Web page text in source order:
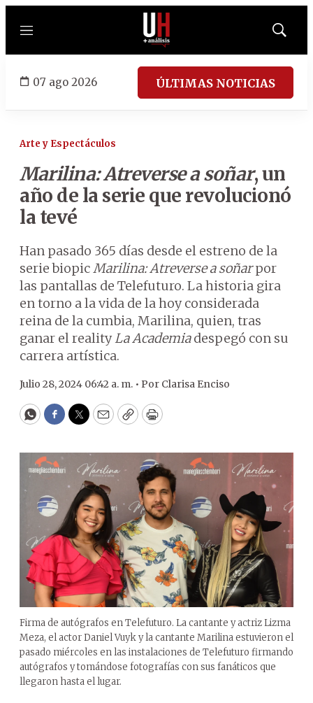
Menú
Mostrar
07 ago 2026 ÚLTIMAS NOTICIAS
Arte y Espectáculos
Marilina: Atreverse a soñar, un
año de la serie que revolucionó
la tevé
Han pasado 365 días desde el estreno de la
serie biopicMarilina: Atreverse a soñarpor
las pantallas de Telefuturo. La historia gira
en torno a la vida de la hoy considerada
reina de la cumbia, Marilina, quien, tras
ganar el realityLa Academiadespegó con su
carrera artística.
Julio 28, 2024 06:42 a. m. • Por Clarisa Enciso
WhatsApp
Facebook
Twitter
EmailCopyPrint
Firma de autógrafos en Telefuturo. La cantante y actriz Lizma
Meza, el actor Daniel Vuyk y la cantante Marilina estuvieron el
pasado miércoles en las instalaciones de Telefuturo firmando
autógrafos y tomándose fotografías con sus fanáticos que
llegaron hasta el lugar.